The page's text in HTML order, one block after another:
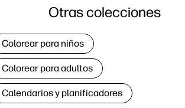
Otras colecciones
Colorear para niños
Colorear para adultos
Calendarios y planificadores